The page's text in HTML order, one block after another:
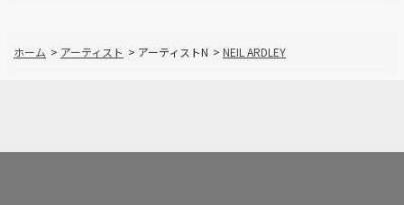
ホーム > アーティスト > アーティストN > NEIL ARDLEY